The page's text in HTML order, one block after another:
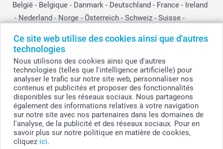
Ce site web utilise des cookies ainsi que d'autres
technologies
Nous utilisons des cookies ainsi que d'autres
technologies (telles que l'intelligence artificielle) pour
analyser le trafic sur notre site web, personnaliser nos
contenus et publicités et proposer des fonctionnalités
disponibles sur les réseaux sociaux. Nous partageons
également des informations relatives à votre navigation
sur notre site avec nos partenaires dans les domaines de
l'analyse, de la publicité et des réseaux sociaux. Pour en
savoir plus sur notre politique en matière de cookies,
cliquez ici.
België - Belgique - Danmark - Deutschland - France - Ireland
- Nederland - Norge - Österreich - Schweiz - Suisse -
Other Countries
© smartphoto group. Tous droits réservés
smartphoto group SA.
Siège social : Kwatrechtsteenweg 160, 9230 Wetteren, Belgique
Numéro de TVA BE 0405.706.755
Numéro d'entreprise 0405.706.755.
Tous les prix sont en EURO (€), TVA incluse et hors frais de port.